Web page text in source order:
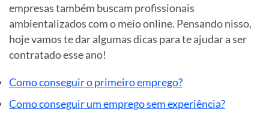
empresas também buscam profissionais
ambientalizados com o meio online. Pensando nisso,
hoje vamos te dar algumas dicas para te ajudar a ser
contratado esse ano!
Como conseguir o primeiro emprego?
Como conseguir um emprego sem experiência?